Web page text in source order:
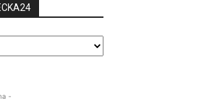
-